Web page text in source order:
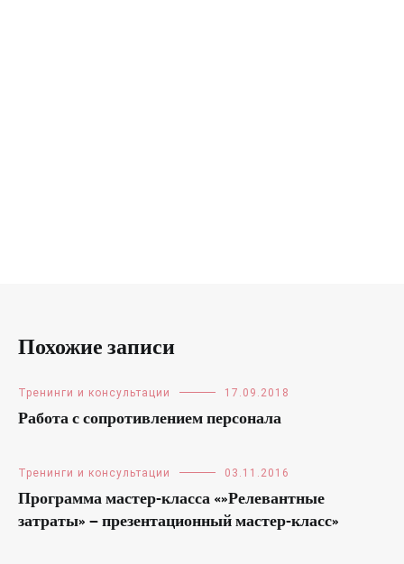
Похожие записи
Тренинги и консультации 17.09.2018
Работа с сопротивлением персонала
Тренинги и консультации 03.11.2016
Программа мастер-класса «»Релевантные
затраты» — презентационный мастер-класс»